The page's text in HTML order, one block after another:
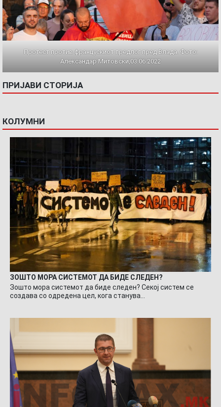
Протест против францускиот предлог пред Влада. Фото:
Александар Митовски,03.06.2022
ПРИЈАВИ СТОРИЈА
КОЛУМНИ
ЗОШТО МОРА СИСТЕМОТ ДА БИДЕ СЛЕДЕН?
Зошто мора системот да биде следен? Секој систем се
создава со одредена цел, кога станува…